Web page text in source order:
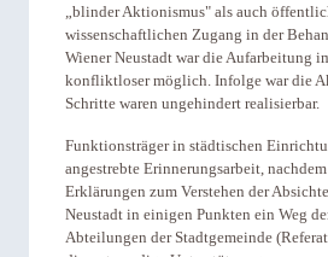
„blinder Aktionismus" als auch
wissenschaftlichen Zugang in der
Wiener Neustadt war die Aufarbeitung
konfliktloser möglich. Infolge war die
Schritte waren ungehindert realisierbar.
Funktionsträger in städtischen
angestrebte Erinnerungsarbeit,
Erklärungen zum Verstehen der
Neustadt in einigen Punkten ein Weg
Abteilungen der Stadtgemeinde